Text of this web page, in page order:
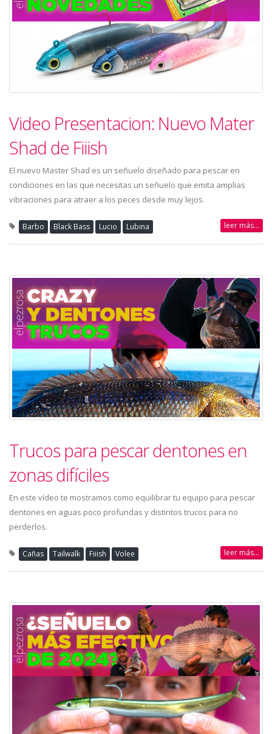
Video Presentacion: Nuevo Mater
Shad de Fiiish
El nuevo Master Shad es un señuelo diseñado para pescar en
condiciones en las que necesitas un señuelo que emita amplias
vibraciones para atraer a los peces desde muy lejos.
Barbo Black Bass Lucio Lubina leer más...
Trucos para pescar dentones en
zonas difíciles
En este vídeo te mostramos como equilibrar tu equipo para pescar
dentones en aguas poco profundas y distintos trucos para no
perderlos.
Cañas Tailwalk Fiiish Volee leer más...